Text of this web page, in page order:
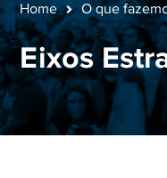
Home O que
Eixos